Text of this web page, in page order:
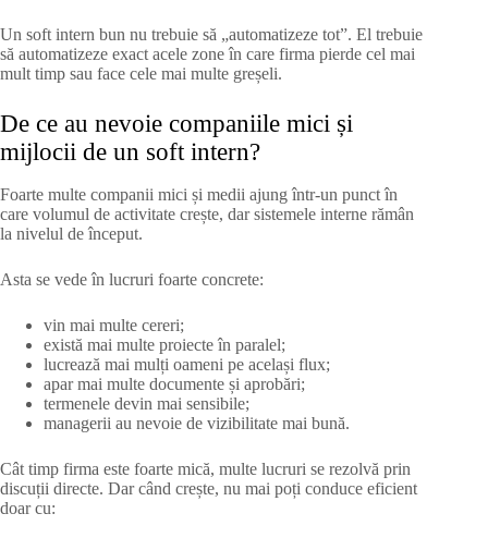
Un soft intern bun nu trebuie să „automatizeze tot”. El trebuie
să automatizeze exact acele zone în care firma pierde cel mai
mult timp sau face cele mai multe greșeli.
De ce au nevoie companiile mici și
mijlocii de un soft intern?
Foarte multe companii mici și medii ajung într-un punct în
care volumul de activitate crește, dar sistemele interne rămân
la nivelul de început.
Asta se vede în lucruri foarte concrete:
vin mai multe cereri;
există mai multe proiecte în paralel;
lucrează mai mulți oameni pe același flux;
apar mai multe documente și aprobări;
termenele devin mai sensibile;
managerii au nevoie de vizibilitate mai bună.
Cât timp firma este foarte mică, multe lucruri se rezolvă prin
discuții directe. Dar când crește, nu mai poți conduce eficient
doar cu: